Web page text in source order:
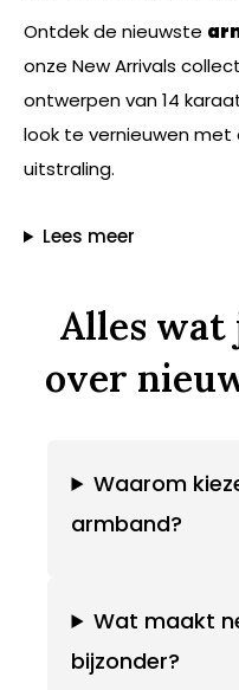
Ontdek de nieuwste
onze New Arrivals
ontwerpen van 14
look te vernieuwen
uitstraling.
Lees meer
Alles
over
Waarom
armband?
Wat maakt
bijzonder?